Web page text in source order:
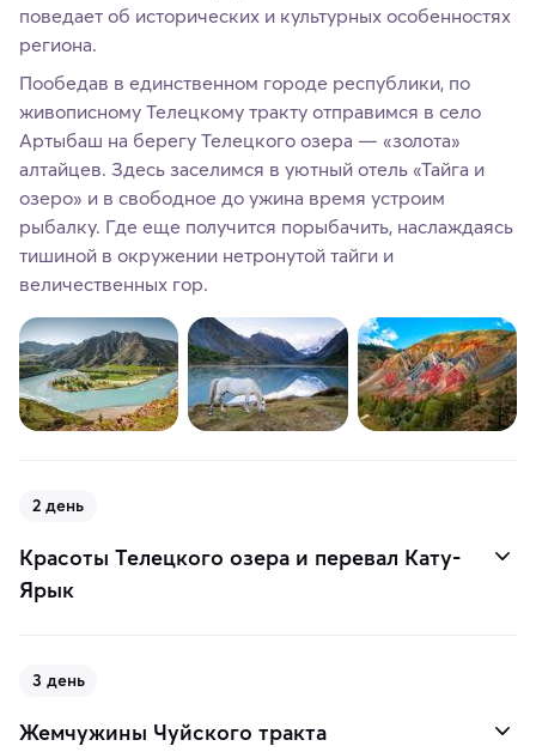
поведает об исторических и культурных особенностях
региона.
Пообедав в единственном городе республики, по
живописному Телецкому тракту отправимся в село
Артыбаш на берегу Телецкого озера — «золота»
алтайцев. Здесь заселимся в уютный отель «Тайга и
озеро» и в свободное до ужина время устроим
рыбалку. Где еще получится порыбачить, наслаждаясь
тишиной в окружении нетронутой тайги и
величественных гор.
2 день
Красоты Телецкого озера и перевал Кату-
Ярык
3 день
Жемчужины Чуйского тракта